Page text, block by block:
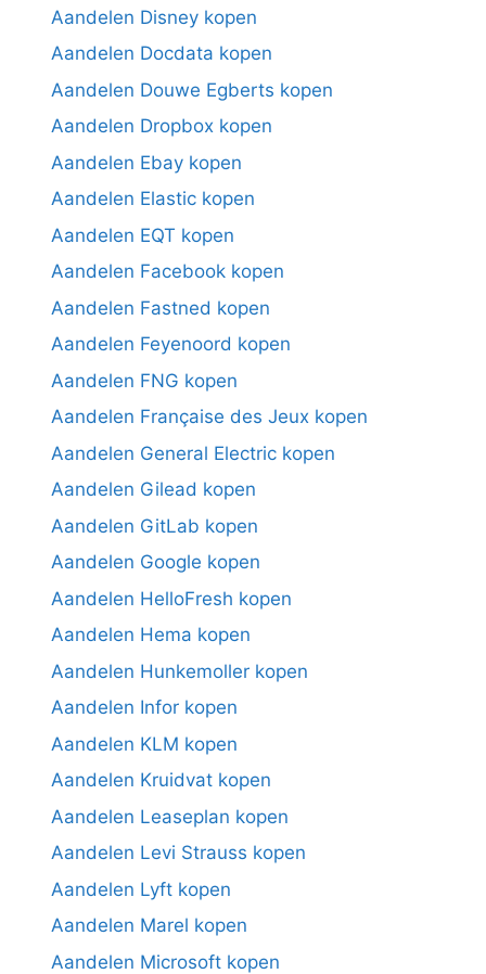
Aandelen Disney kopen
Aandelen Docdata kopen
Aandelen Douwe Egberts kopen
Aandelen Dropbox kopen
Aandelen Ebay kopen
Aandelen Elastic kopen
Aandelen EQT kopen
Aandelen Facebook kopen
Aandelen Fastned kopen
Aandelen Feyenoord kopen
Aandelen FNG kopen
Aandelen Française des Jeux kopen
Aandelen General Electric kopen
Aandelen Gilead kopen
Aandelen GitLab kopen
Aandelen Google kopen
Aandelen HelloFresh kopen
Aandelen Hema kopen
Aandelen Hunkemoller kopen
Aandelen Infor kopen
Aandelen KLM kopen
Aandelen Kruidvat kopen
Aandelen Leaseplan kopen
Aandelen Levi Strauss kopen
Aandelen Lyft kopen
Aandelen Marel kopen
Aandelen Microsoft kopen